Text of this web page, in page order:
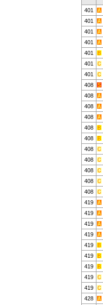
401
401
401
401
401
401
401
408
408
408
408
408
408
408
408
408
408
408
419
419
419
419
419
419
419
419
419
428